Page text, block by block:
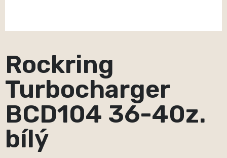
Rockring
Turbocharger
BCD104 36-40z.
bílý